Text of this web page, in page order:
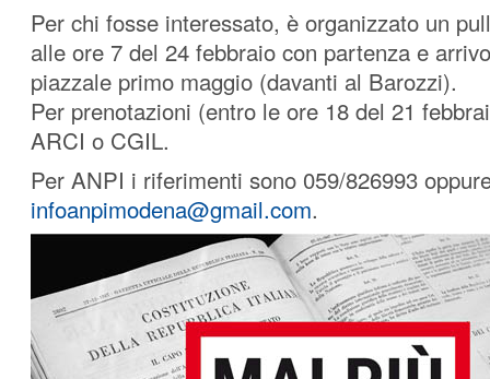
Per chi fosse interessato, è organizzato un
alle ore 7 del 24 febbraio con partenza e
piazzale primo maggio (davanti al Barozzi).
Per prenotazioni (entro le ore 18 del 21
ARCI o CGIL.
Per ANPI i riferimenti sono 059/826993
infoanpimodena@gmail.com.